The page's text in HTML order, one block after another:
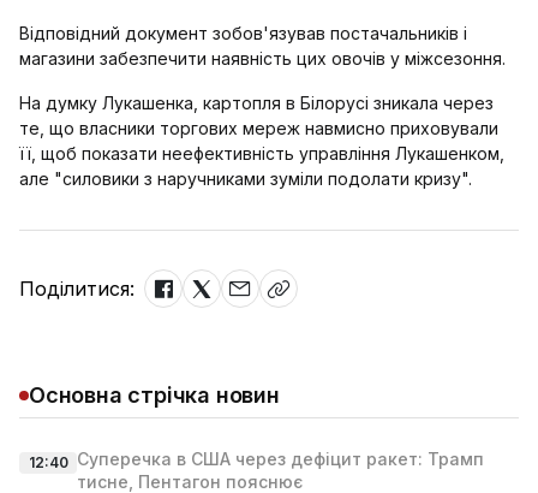
Відповідний документ зобов'язував постачальників і
магазини забезпечити наявність цих овочів у міжсезоння.
На думку Лукашенка, картопля в Білорусі зникала через
те, що власники торгових мереж навмисно приховували
її, щоб показати неефективність управління Лукашенком,
але "силовики з наручниками зуміли подолати кризу".
Поділитися:
Основна стрічка новин
12:40 Суперечка в США через дефіцит ракет: Трамп
тисне, Пентагон пояснює